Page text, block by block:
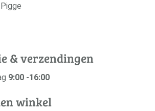
& verzendingen
9:00 -16:00
winkel